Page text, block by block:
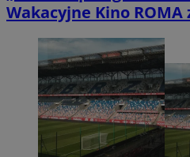
Wakacyjne Kino